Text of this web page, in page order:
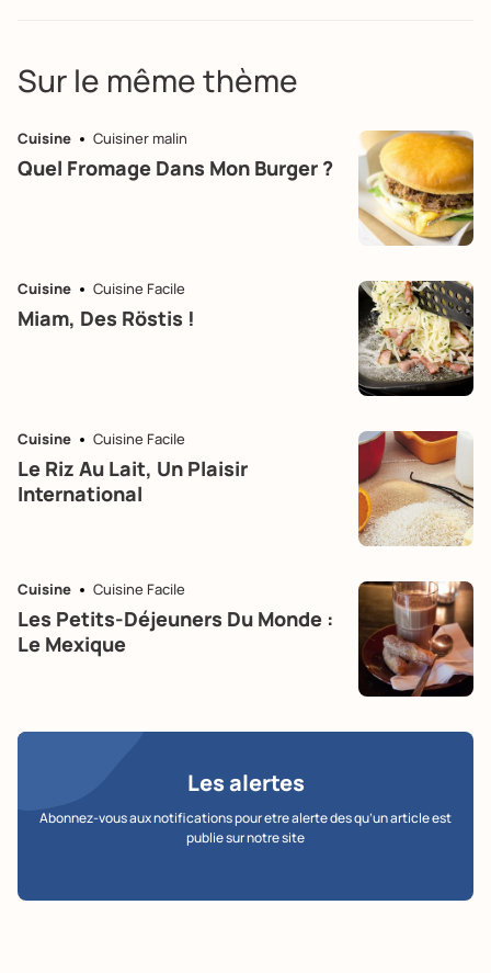
Sur le même thème
Cuisine Cuisiner malin
Quel Fromage Dans Mon Burger ?
Cuisine Cuisine Facile
Miam, Des Röstis !
Cuisine Cuisine Facile
Le Riz Au Lait, Un Plaisir
International
Cuisine Cuisine Facile
Les Petits-Déjeuners Du Monde :
Le Mexique
Les alertes
Abonnez-vous aux notifications pour etre alerte des qu’un article est
publie sur notre site